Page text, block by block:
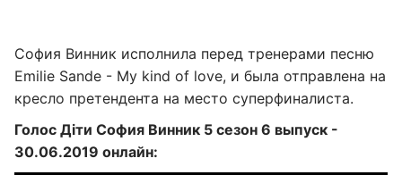
София Винник исполнила перед тренерами песню
Emilie Sande - My kind of love, и была отправлена на
кресло претендента на место суперфиналиста.
Голос Діти София Винник 5 сезон 6 выпуск -
30.06.2019 онлайн: